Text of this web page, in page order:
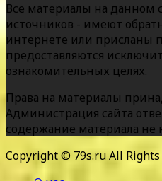
Все материалы на данном
источников - имеют
интернете или присланы
предоставляются
ознакомительных целях.
Права на материалы
Администрация сайта
содержание материала не
Copyright © 79s.ru All Rights